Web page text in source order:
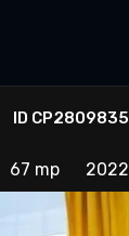
ID CP2809835
67 mp 2022